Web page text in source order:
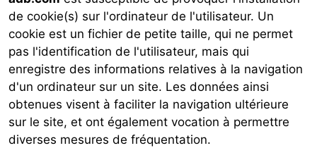
de cookie(s) sur l'ordinateur de l'utilisateur. Un
cookie est un fichier de petite taille, qui ne permet
pas l'identification de l'utilisateur, mais qui
enregistre des informations relatives à la navigation
d'un ordinateur sur un site. Les données ainsi
obtenues visent à faciliter la navigation ultérieure
sur le site, et ont également vocation à permettre
diverses mesures de fréquentation.